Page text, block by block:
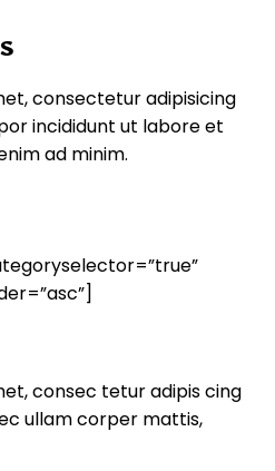
consectetur adipisicing
incididunt ut labore et
ad minim.
consec tetur adipis cing
ullam corper mattis,